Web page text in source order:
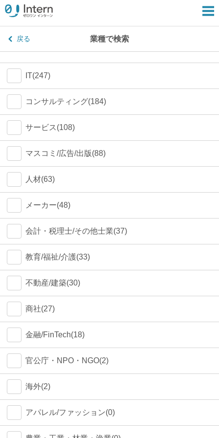
戻る 業種で検索
IT(247)
コンサルティング(184)
サービス(108)
マスコミ/広告/出版(88)
人材(63)
メーカー(48)
会計・税理士/その他士業(37)
教育/福祉/介護(33)
不動産/建築(30)
商社(27)
金融/FinTech(18)
官公庁・NPO・NGO(2)
海外(2)
アパレル/ファッション(0)